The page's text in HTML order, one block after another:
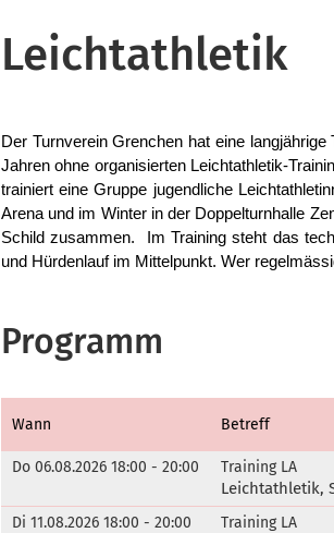
Leichtathletik
Der Turnverein Grenchen hat eine
Jahren ohne organisierten Leichtathletik-
trainiert eine Gruppe jugendliche
Arena und im Winter in der Doppelturnhalle
Schild zusammen. Im Training steht das
und Hürdenlauf im Mittelpunkt. Wer
Programm
Wann Betreff
Do 06.08.2026 18:00 - 20:00 Training LA
Leichtathletik,
Di 11.08.2026 18:00 - 20:00 Training LA